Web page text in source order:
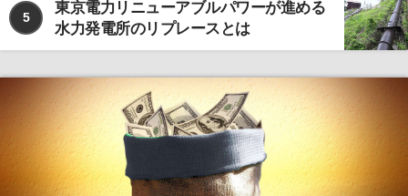
5
東京電力リニューアブルパワーが進める
水力発電所のリプレースとは